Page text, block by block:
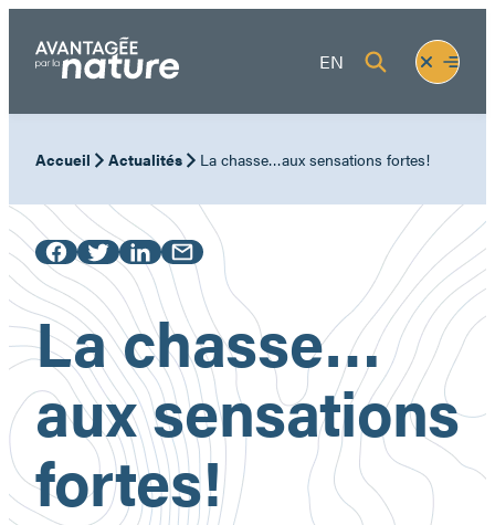
contenu
EN
Fermer
le
menu
Ouvrir
le
Accueil Actualités La chasse…aux sensations fortes!
La chasse…
aux sensations
fortes!